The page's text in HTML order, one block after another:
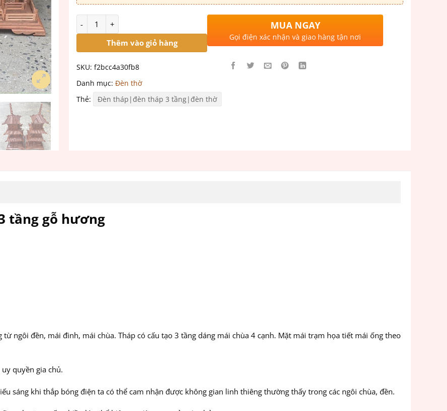
Số lượng
Thêm vào giỏ hàng
MUA NGAY
Gọi điện xác nhận và giao hàng tận nơi
SKU: f2bcc4a30fb8
Danh mục: Đèn thờ
Thẻ:
Đèn tháp|đèn tháp 3 tầng|đèn thờ
tầng gỗ hương
ngôi đền, mái đình, mái chùa. Tháp có cấu tạo 3 tầng dáng mái chùa 4 cạnh. Mặt mái trạm họa tiết mái ống theo
quyền gia chủ.
sáng khi thắp bóng điện ta có thể cam nhận được không gian linh thiêng thường thấy trong các ngôi chùa, đền.